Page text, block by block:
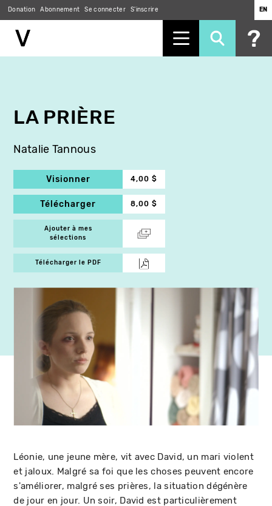
Donation Abonnement Se connecter S'inscrire EN
LA PRIÈRE
Natalie Tannous
Visionner 4,00 $
Télécharger 8,00 $
Ajouter à mes
sélections
Télécharger le PDF
Léonie, une jeune mère, vit avec David, un mari violent
et jaloux. Malgré sa foi que les choses peuvent encore
s'améliorer, malgré ses prières, la situation dégénère
de jour en jour. Un soir, David est particulièrement